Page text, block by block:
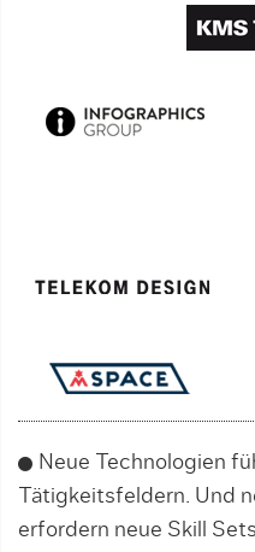
Neue Technologien
Tätigkeitsfeldern. Und
erfordern neue Skill